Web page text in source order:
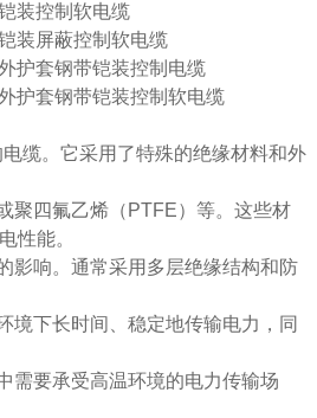
装控制软电缆
装屏蔽控制软电缆
护套钢带铠装控制电缆
护套钢带铠装控制软电缆
缆。它采用了特殊的绝缘材料和外
聚四氟乙烯（PTFE）等。这些材
性能。
影响。通常采用多层绝缘结构和防
下长时间、稳定地传输电力，同
需要承受高温环境的电力传输场